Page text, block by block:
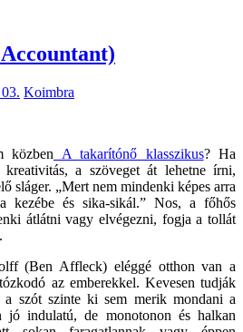
Koimbra
közben A takarítónő klasszikus? Ha
a szöveget át lehetne írni,
sláger. „Mert nem mindenki képes arra
és sika-sikál.” Nos, a főhős
átlátni vagy elvégezni, fogja a tollát
(Ben Affleck) eléggé otthon van a
az emberekkel. Kevesen tudják
szót szinte ki sem merik mondani a
jó indulatú, de monotonon és halkan